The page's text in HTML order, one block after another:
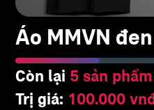
Áo MMVN đen
Còn lại 5 sản phẩm
Trị giá: 100.000